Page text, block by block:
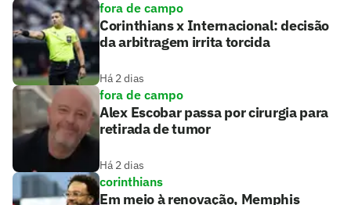
fora de campo
Corinthians x Internacional: decisão
da arbitragem irrita torcida
Há 2 dias
fora de campo
Alex Escobar passa por cirurgia para
retirada de tumor
Há 2 dias
corinthians
Em meio à renovação, Memphis